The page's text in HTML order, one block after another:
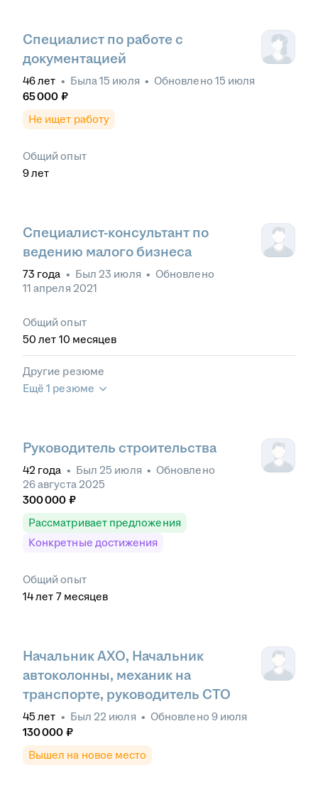
Специалист по работе с
документацией
46лет • Была15 июля • Обновлено 15 июля
65 000 ₽
Не ищет работу
Общий опыт
9лет
Специалист-консультант по
ведению малого бизнеса
73 года • Был 23 июля • Обновлено
11 апреля 2021
Общий опыт
50 лет 10 месяцев
Другие резюме
Ещё 1 резюме
Руководитель строительства
42 года • Был 25 июля • Обновлено
26 августа 2025
300 000 ₽
Рассматривает предложения
Конкретные достижения
Общий опыт
14лет 7 месяцев
Начальник АХО, Начальник
автоколонны, механик на
транспорте, руководитель СТО
45 лет • Был 22 июля • Обновлено 9 июля
130 000 ₽
Вышел на новое место